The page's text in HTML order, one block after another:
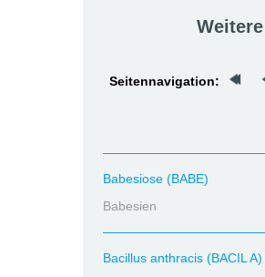
Seitennavigation:
Babesiose (BABE)
Babesien
Bacillus anthracis (BACIL A)